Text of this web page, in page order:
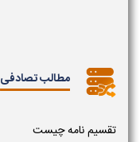
مطالب تصادفی
تقسیم نامه چیست